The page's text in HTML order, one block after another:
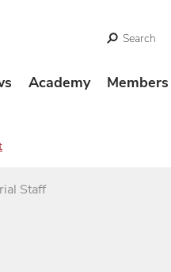
Search
Academy Members
Staff